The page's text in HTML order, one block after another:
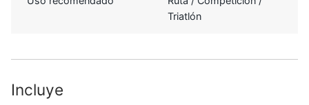
Triatlón
Incluye